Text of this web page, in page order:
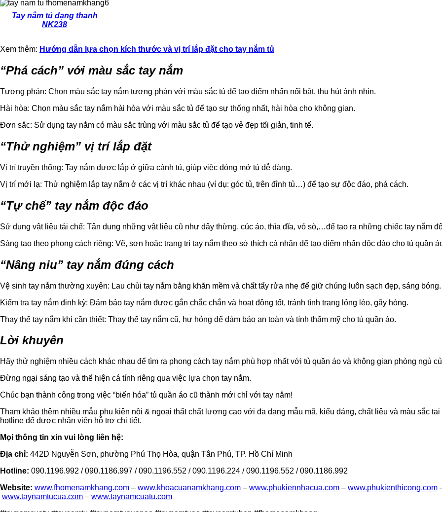
Tay nắm tủ dạng thanh
NK238
Xem thêm: Hướng dẫn lựa chọn kích thước và vị trí lắp đặt cho tay nắm tủ
“Phá cách” với màu sắc tay nắm
Tương phản: Chọn màu sắc tay nắm tương phản với màu sắc tủ để tạo điểm nhấn nổi bật, thu hút ánh nhìn.
Hài hòa: Chọn màu sắc tay nắm hài hòa với màu sắc tủ để tạo sự thống nhất, hài hòa cho không gian.
Đơn sắc: Sử dụng tay nắm có màu sắc trùng với màu sắc tủ để tạo vẻ đẹp tối giản, tinh tế.
“Thử nghiệm” vị trí lắp đặt
Vị trí truyền thống: Tay nắm được lắp ở giữa cánh tủ, giúp việc đóng mở tủ dễ dàng.
Vị trí mới lạ: Thử nghiệm lắp tay nắm ở các vị trí khác nhau (ví dụ: góc tủ, trên đỉnh tủ…) để tạo sự độc đáo, phá cách.
“Tự chế” tay nắm độc đáo
Sử dụng vật liệu tái chế: Tận dụng những vật liệu cũ như dây thừng, cúc áo, thìa đĩa, vỏ sò,…để tạo ra những chiếc tay nắm
Sáng tạo theo phong cách riêng: Vẽ, sơn hoặc trang trí tay nắm theo sở thích cá nhân để tạo điểm nhấn độc đáo cho tủ quần
“Nâng niu” tay nắm đúng cách
Vệ sinh tay nắm thường xuyên: Lau chùi tay nắm bằng khăn mềm và chất tẩy rửa nhẹ để giữ chúng luôn sạch đẹp, sáng bóng.
Kiểm tra tay nắm định kỳ: Đảm bảo tay nắm được gắn chắc chắn và hoạt động tốt, tránh tình trạng lỏng lẻo, gãy hỏng.
Thay thế tay nắm khi cần thiết: Thay thế tay nắm cũ, hư hỏng để đảm bảo an toàn và tính thẩm mỹ cho tủ quần áo.
Lời khuyên
Hãy thử nghiệm nhiều cách khác nhau để tìm ra phong cách tay nắm phù hợp nhất với tủ quần áo và không gian phòng ngủ
Đừng ngại sáng tạo và thể hiện cá tính riêng qua việc lựa chọn tay nắm.
Chúc bạn thành công trong việc “biến hóa” tủ quần áo cũ thành mới chỉ với tay nắm!
Tham khảo thêm nhiều mẫu phụ kiện nội & ngoại thất chất lượng cao với đa dạng mẫu mã, kiểu dáng, chất liệu và màu sắc
hotline để được nhân viên hỗ trợ chi tiết.
Mọi thông tin xin vui lòng liên hệ:
Địa chỉ: 442D Nguyễn Sơn, phường Phú Thọ Hòa, quận Tân Phú, TP. Hồ Chí Minh
Hotline: 090.1196.992 / 090.1186.997 / 090.1196.552 / 090.1196.224 / 090.1196.552 / 090.1186.992
Website: www.fhomenamkhang.com – www.khoacuanamkhang.com – www.phukiennhacua.com – www.phukienthicong.com
www.taynamtucua.com – www.taynamcuatu.com